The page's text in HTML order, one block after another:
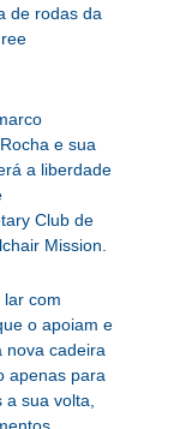
de rodas da
e sua
a liberdade
Club de
Mission.
lar com
o apoiam e
nova cadeira
apenas para
sua volta,